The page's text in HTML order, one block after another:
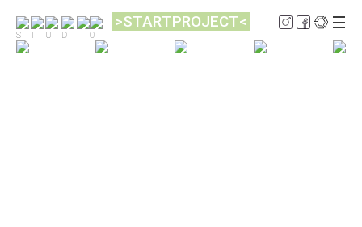
>STARTPROJECT<